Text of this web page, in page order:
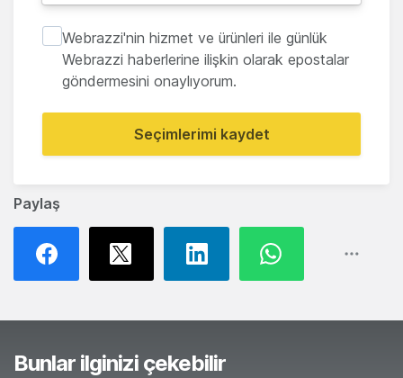
Paylaş
Webrazzi'nin hizmet ve ürünleri ile günlük
Webrazzi haberlerine ilişkin olarak epostalar
göndermesini onaylıyorum.
Seçimlerimi kaydet
Bunlar ilginizi çekebilir